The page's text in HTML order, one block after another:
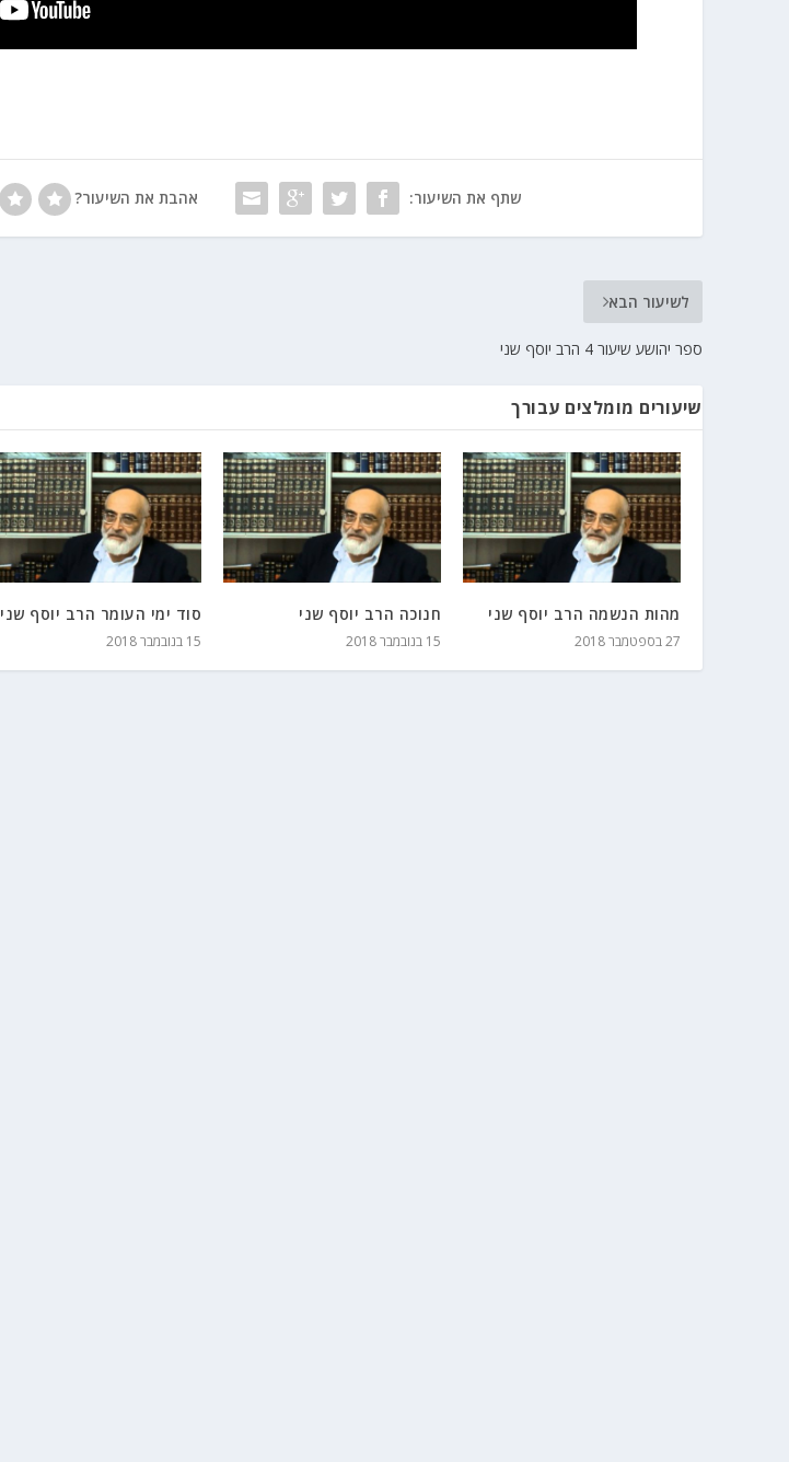
שתף את השיעור: אהבת את השיעור?
לשיעור הבא
ספר יהושע שיעור 4 הרב יוסף שני
שיעורים מומלצים עבורך
מהות הנשמה הרב יוסף שני
27 בספטמבר 2018
חנוכה הרב יוסף שני
15 בנובמבר 2018
סוד ימי העומר הרב יוסף שני
15 בנובמבר 2018